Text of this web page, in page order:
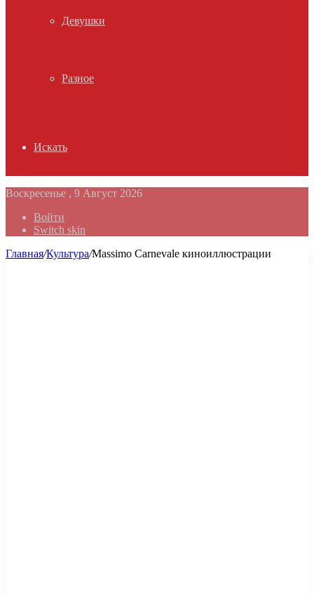
Девушки
Разное
Искать
Воскресенье , 9 Август 2026
Войти
Switch skin
Главная/Культура/Massimo Carnevale киноиллюстрации